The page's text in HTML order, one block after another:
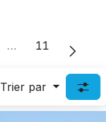
… 11
Trier par